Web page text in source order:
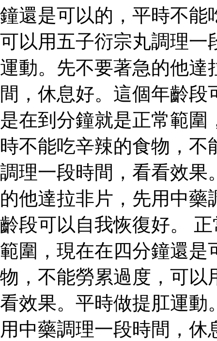
鐘還是可以的，平時不能
可以用五子衍宗丸調理一
運動。先不要著急的他達
間，休息好。這個年齡
是在到分鐘就是正常範
時不能吃辛辣的食物，
調理一段時間，看看效果
的他達拉非片，先用中
齡段可以自我恢復好。
範圍，現在在四分鐘還是
物，不能勞累過度，可以
看效果。平時做提肛運動
用中藥調理一段時間，